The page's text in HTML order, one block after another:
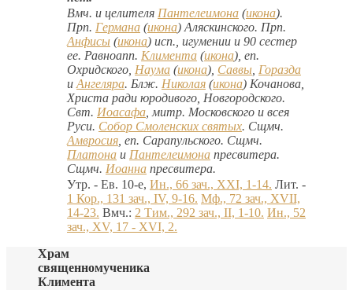
Вмч. и целителя Пантелеимона (икона).
Прп. Германа (икона) Аляскинского. Прп.
Анфисы (икона) исп., игумении и 90 сестер
ее. Равноапп. Климента (икона), еп.
Охридского, Наума (икона), Саввы Горазда
и Ангеляра. Блж. Николая (икона) Кочанова,
Христа ради юродивого, Новгородского.
Свт. Иоасафа , митр. Московского и всея
Руси. Собор Смоленских святых. Сщмч.
Амвросия , еп. Сарапульского. Сщмч.
Платона и Пантелеимона пресвитера.
Сщмч. Иоанна пресвитера.
Утр. - Ев. 10-е, Ин., 66 зач., XXI, 1-14. Лит. -
1 Кор., 131 зач., IV, 9-16. Мф., 72 зач., XVII,
14-23. Вмч.: 2 Тим., 292 зач., II, 1-10. Ин., 52
зач., XV, 17 - XVI, 2.
Храм
священномученика
Климента